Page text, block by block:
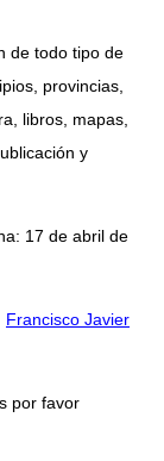
de todo tipo de
provincias,
libros, mapas,
y
17 de abril de
Francisco Javier
por favor